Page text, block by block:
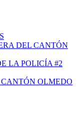
DEL CANTÓN
LA POLICÍA #2
OLMEDO